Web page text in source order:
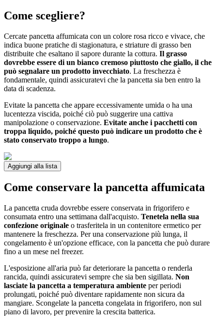
Come scegliere?
Cercate pancetta affumicata con un colore rosa ricco e vivace, che
indica buone pratiche di stagionatura, e striature di grasso ben
distribuite che esaltano il sapore durante la cottura. Il grasso
dovrebbe essere di un bianco cremoso piuttosto che giallo, il che
può segnalare un prodotto invecchiato. La freschezza è
fondamentale, quindi assicuratevi che la pancetta sia ben entro la
data di scadenza.
Evitate la pancetta che appare eccessivamente umida o ha una
lucentezza viscida, poiché ciò può suggerire una cattiva
manipolazione o conservazione. Evitate anche i pacchetti con
troppa liquido, poiché questo può indicare un prodotto che è
stato conservato troppo a lungo.
Aggiungi alla lista
Come conservare la pancetta affumicata
La pancetta cruda dovrebbe essere conservata in frigorifero e
consumata entro una settimana dall'acquisto. Tenetela nella sua
confezione originale o trasferitela in un contenitore ermetico per
mantenere la freschezza. Per una conservazione più lunga, il
congelamento è un'opzione efficace, con la pancetta che può durare
fino a un mese nel freezer.
L'esposizione all'aria può far deteriorare la pancetta o renderla
rancida, quindi assicuratevi sempre che sia ben sigillata. Non
lasciate la pancetta a temperatura ambiente per periodi
prolungati, poiché può diventare rapidamente non sicura da
mangiare. Scongelate la pancetta congelata in frigorifero, non sul
piano di lavoro, per prevenire la crescita batterica.